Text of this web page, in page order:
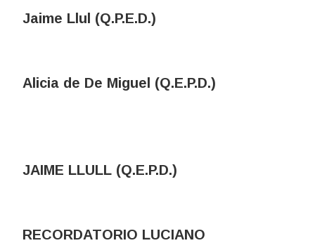
Jaime Llul (Q.P.E.D.)
Alicia de De Miguel (Q.E.P.D.)
JAIME LLULL (Q.E.P.D.)
RECORDATORIO LUCIANO